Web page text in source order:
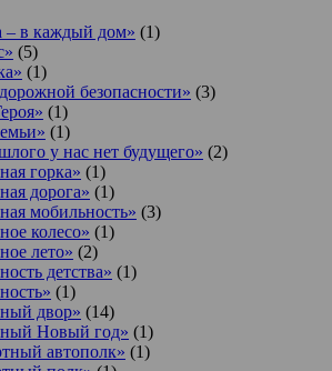
– в каждый дом» (1)
(5)
(1)
безопасности» (3)
(1)
(1)
у нас нет будущего» (2)
горка» (1)
дорога» (1)
мобильность» (3)
колесо» (1)
лето» (2)
детства» (1)
(1)
двор» (14)
Новый год» (1)
автополк» (1)